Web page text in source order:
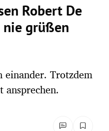
Robert De
grüßen
einander. Trotzdem